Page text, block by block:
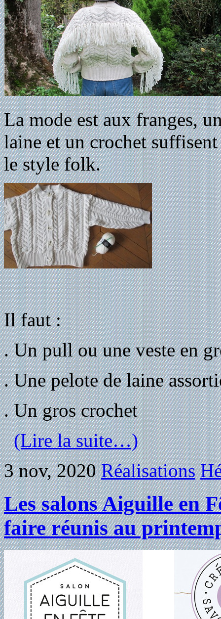
La mode est aux franges,
laine et un crochet
le style folk.
Il faut :
. Un pull ou une veste en
. Une pelote de laine
. Un gros crochet
(Lire la suite…)
3 nov, 2020 Réalisations
Les salons Aiguille en
faire réunis au